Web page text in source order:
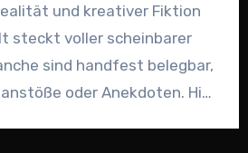
und kreativer Fiktion
steckt voller scheinbarer
sind handfest belegbar,
oder Anekdoten. Hier